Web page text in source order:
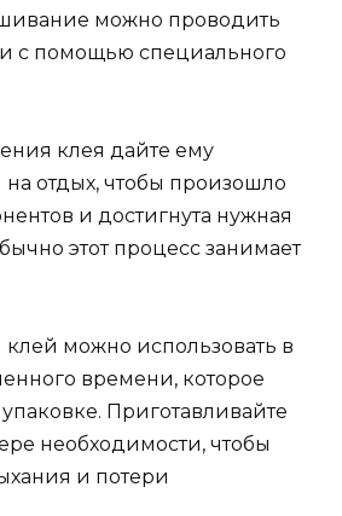
можно проводить
и с помощью специального
клея дайте ему
отдых, чтобы произошло
и достигнута нужная
этот процесс занимает
можно использовать в
времени, которое
Приготавливайте
необходимости, чтобы
и потери